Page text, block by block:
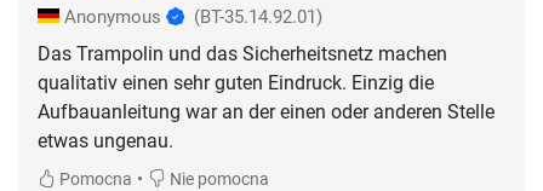
Anonymous (BT-35.14.92.01)
Das Trampolin und das Sicherheitsnetz machen
qualitativ einen sehr guten Eindruck. Einzig die
Aufbauanleitung war an der einen oder anderen Stelle
Pomocna • Nie pomocna